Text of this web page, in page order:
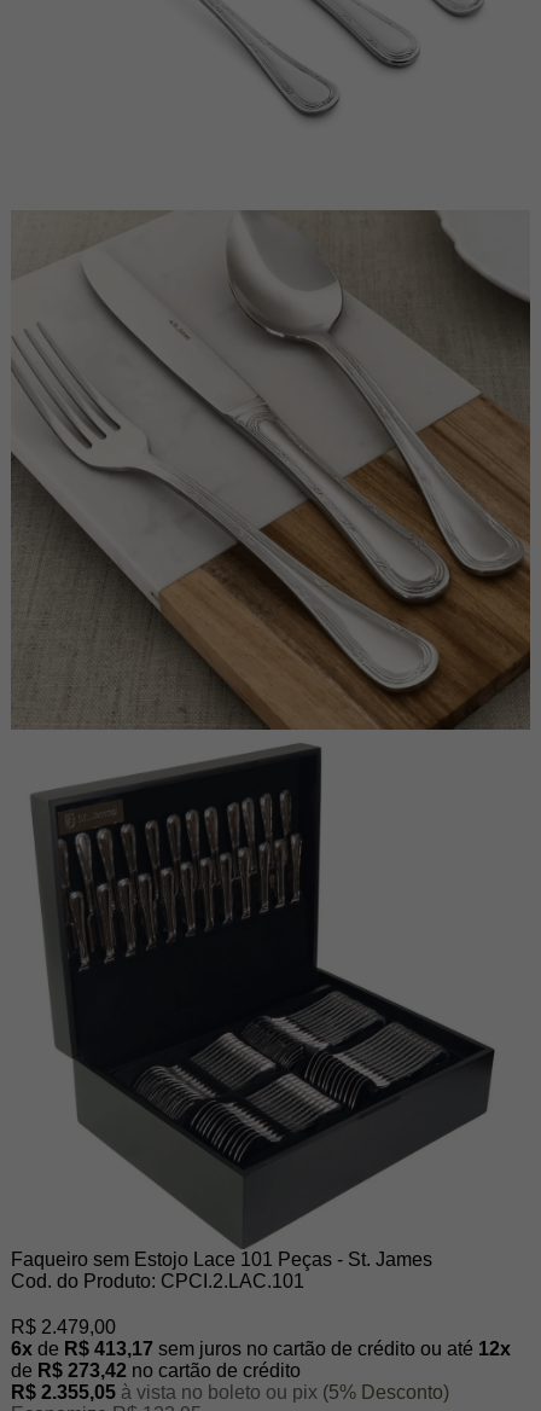
Faqueiro sem Estojo Lace 101 Peças - St. James
Cod. do Produto: CPCI.2.LAC.101
R$ 2.479,00
6xde R$ 413,17 sem juros no cartão de crédito ou até 12x
de R$ 273,42 no cartão de crédito
R$ 2.355,05 à vista no boleto ou pix (5% Desconto)